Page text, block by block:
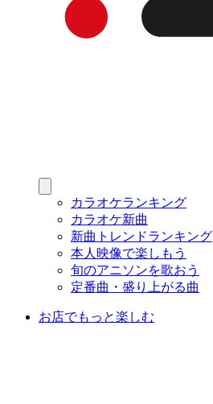
カラオケランキング
カラオケ新曲
新曲トレンドランキング
本人映像で楽しもう
旬のアニソンを歌おう
定番曲・盛り上がる曲
お店でもっと楽しむ